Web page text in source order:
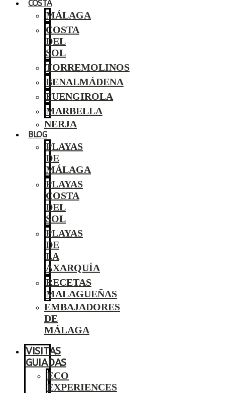
COSTA
MÁLAGA
COSTA
DEL
SOL
TORREMOLINOS
BENALMÁDENA
FUENGIROLA
MARBELLA
NERJA
BLOG
PLAYAS
DE
MÁLAGA
PLAYAS
COSTA
DEL
SOL
PLAYAS
DE
LA
AXARQUÍA
RECETAS
MALAGUEÑAS
EMBAJADORES
DE
MÁLAGA
VISITAS
GUIADAS
ECO
EXPERIENCES